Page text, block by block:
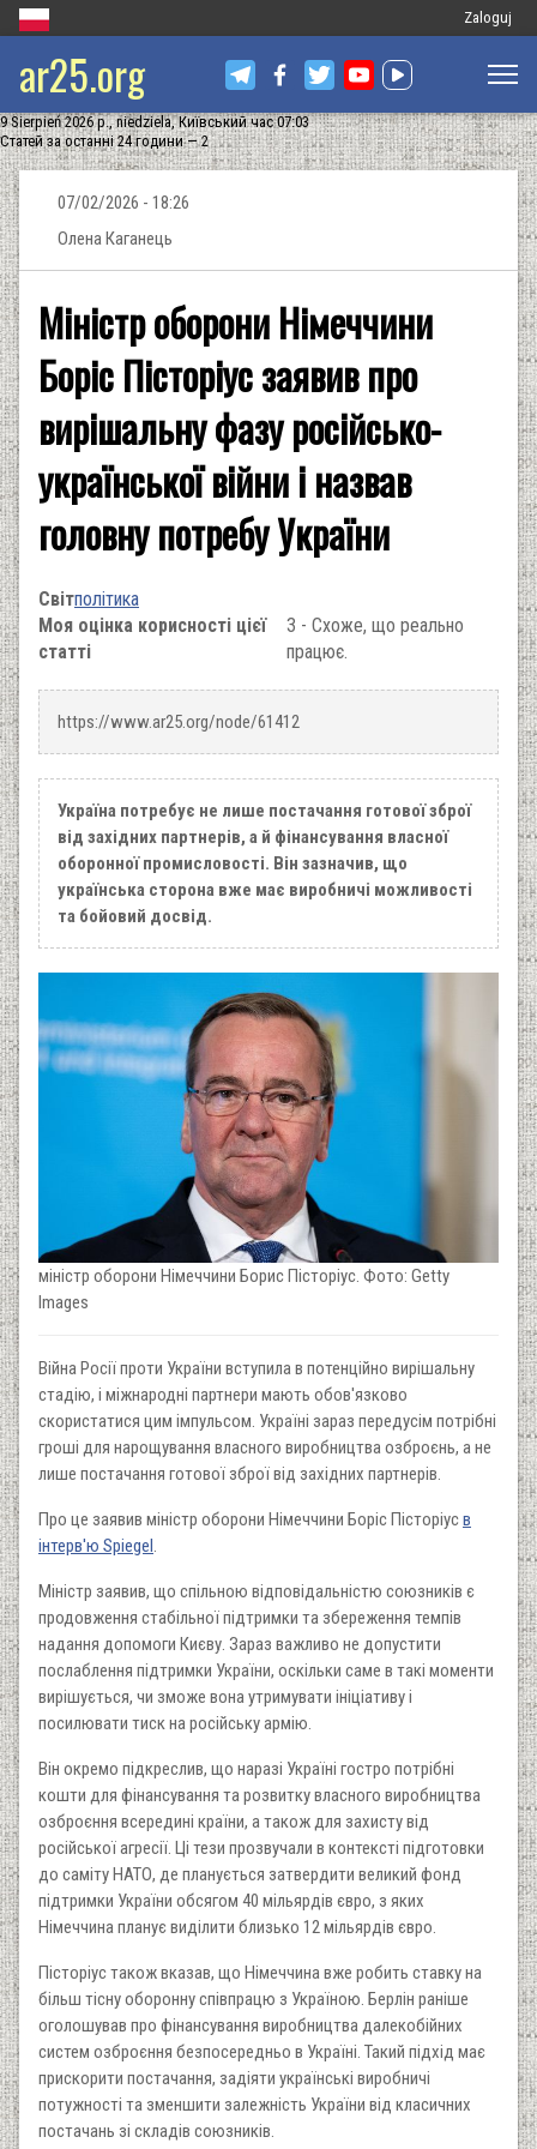
Меню
запису
Zaloguj
ar25.org
9 Sierpień 2026 р., niedziela, Київський час 07:03
Статей за останні 24 години — 2
07/02/2026 - 18:26
Олена Каганець
Міністр оборони Німеччини
Боріс Пісторіус заявив про
вирішальну фазу російсько-
української війни і назвав
головну потребу України
Світполітика
Моя оцінка корисності цієї
статті
3 - Схоже, що реально
працює.
https://www.ar25.org/node/61412
Україна потребує не лише постачання готової зброї
від західних партнерів, а й фінансування власної
оборонної промисловості. Він зазначив, що
українська сторона вже має виробничі можливості
та бойовий досвід.
міністр оборони Німеччини Борис Пісторіус. Фото: Getty
Images
Війна Росії проти України вступила в потенційно вирішальну
стадію, і міжнародні партнери мають обов'язково
скористатися цим імпульсом. Україні зараз передусім потрібні
гроші для нарощування власного виробництва озброєнь, а не
лише постачання готової зброї від західних партнерів.
Про це заявив міністр оборони Німеччини Боріс Пісторіусв
інтерв'ю Spiegel.
Міністр заявив, що спільною відповідальністю союзників є
продовження стабільної підтримки та збереження темпів
надання допомоги Києву. Зараз важливо не допустити
послаблення підтримки України, оскільки саме в такі моменти
вирішується, чи зможе вона утримувати ініціативу і
посилювати тиск на російську армію.
Він окремо підкреслив, що наразі Україні гостро потрібні
кошти для фінансування та розвитку власного виробництва
озброєння всередині країни, а також для захисту від
російської агресії. Ці тези прозвучали в контексті підготовки
до саміту НАТО, де планується затвердити великий фонд
підтримки України обсягом 40 мільярдів євро, з яких
Німеччина планує виділити близько 12 мільярдів євро.
Пісторіус також вказав, що Німеччина вже робить ставку на
більш тісну оборонну співпрацю з Україною. Берлін раніше
оголошував про фінансування виробництва далекобійних
систем озброєння безпосередньо в Україні. Такий підхід має
прискорити постачання, задіяти українські виробничі
потужності та зменшити залежність України від класичних
постачань зі складів союзників.